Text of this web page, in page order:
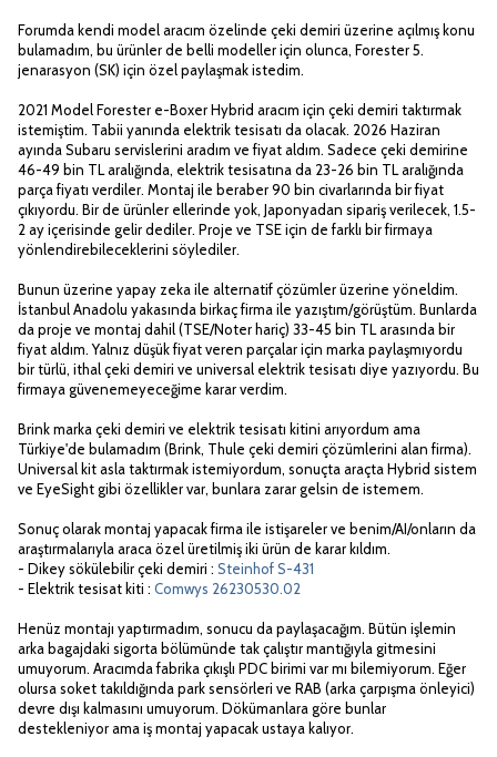
Forumda kendi model aracım özelinde çeki demiri üzerine açılmış konu
bulamadım, bu ürünler de belli modeller için olunca, Forester 5.
jenarasyon (SK) için özel paylaşmak istedim.
2021 Model Forester e-Boxer Hybrid aracım için çeki demiri taktırmak
istemiştim. Tabii yanında elektrik tesisatı da olacak. 2026 Haziran
ayında Subaru servislerini aradım ve fiyat aldım. Sadece çeki demirine
46-49 bin TL aralığında, elektrik tesisatına da 23-26 bin TL aralığında
parça fiyatı verdiler. Montaj ile beraber 90 bin civarlarında bir fiyat
çıkıyordu. Bir de ürünler ellerinde yok, Japonyadan sipariş verilecek, 1.5-
2 ay içerisinde gelir dediler. Proje ve TSE için de farklı bir firmaya
yönlendirebileceklerini söylediler.
Bunun üzerine yapay zeka ile alternatif çözümler üzerine yöneldim.
İstanbul Anadolu yakasında birkaç firma ile yazıştım/görüştüm. Bunlarda
da proje ve montaj dahil (TSE/Noter hariç) 33-45 bin TL arasında bir
fiyat aldım. Yalnız düşük fiyat veren parçalar için marka paylaşmıyordu
bir türlü, ithal çeki demiri ve universal elektrik tesisatı diye yazıyordu. Bu
firmaya güvenemeyeceğime karar verdim.
Brink marka çeki demiri ve elektrik tesisatı kitini arıyordum ama
Türkiye'de bulamadım (Brink, Thule çeki demiri çözümlerini alan firma).
Universal kit asla taktırmak istemiyordum, sonuçta araçta Hybrid sistem
ve EyeSight gibi özellikler var, bunlara zarar gelsin de istemem.
Sonuç olarak montaj yapacak firma ile istişareler ve benim/AI/onların da
araştırmalarıyla araca özel üretilmiş iki ürün de karar kıldım.
- Dikey sökülebilir çeki demiri : Steinhof S-431
- Elektrik tesisat kiti : Comwys 26230530.02
Henüz montajı yaptırmadım, sonucu da paylaşacağım. Bütün işlemin
arka bagajdaki sigorta bölümünde tak çalıştır mantığıyla gitmesini
umuyorum. Aracımda fabrika çıkışlı PDC birimi var mı bilemiyorum. Eğer
olursa soket takıldığında park sensörleri ve RAB (arka çarpışma önleyici)
devre dışı kalmasını umuyorum. Dökümanlara göre bunlar
destekleniyor ama iş montaj yapacak ustaya kalıyor.